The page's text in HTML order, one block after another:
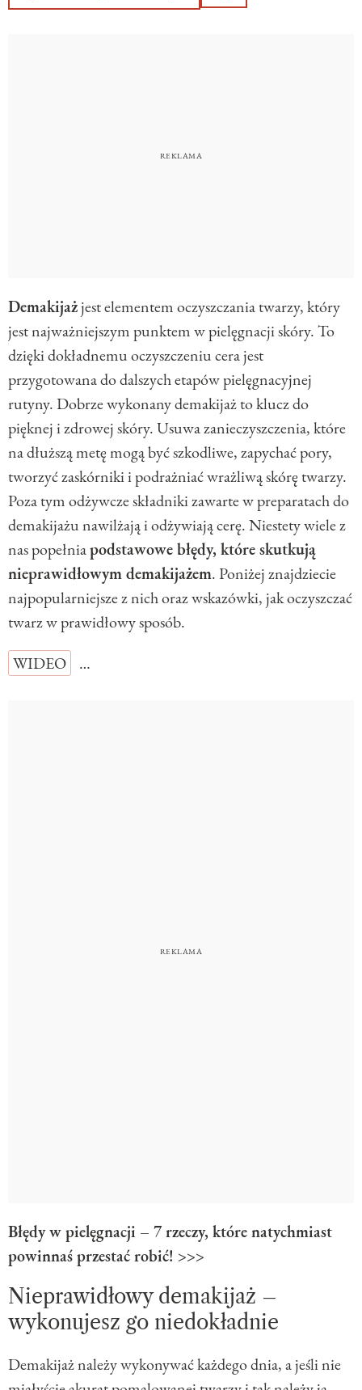
Demakijażjest elementem oczyszczania twarzy, który
jest najważniejszym punktem w pielęgnacji skóry. To
dzięki dokładnemu oczyszczeniu cera jest
przygotowana do dalszych etapów pielęgnacyjnej
rutyny. Dobrze wykonany demakijaż to klucz do
pięknej i zdrowej skóry. Usuwa zanieczyszczenia, które
na dłuższą metę mogą być szkodliwe, zapychać pory,
tworzyć zaskórniki i podrażniać wrażliwą skórę twarzy.
Poza tym odżywcze składniki zawarte w preparatach do
demakijażu nawilżają i odżywiają cerę. Niestety wiele z
nas popełniapodstawowe błędy, które skutkują
nieprawidłowym demakijażem. Poniżej znajdziecie
najpopularniejsze z nich oraz wskazówki, jak oczyszczać
twarz w prawidłowy sposób.
WIDEO
…
Błędy w pielęgnacji – 7 rzeczy, które natychmiast
powinnaś przestać robić! >>>
Nieprawidłowy demakijaż –
wykonujesz go niedokładnie
Demakijaż należy wykonywać każdego dnia, a jeśli nie